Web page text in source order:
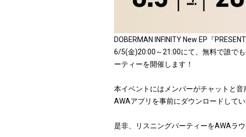
DOBERMAN INFINITY New EP『
6/5(金)20:00～21:00にて、無料で誰で
ーティーを開催します！
本イベントにはメンバーがチャットと
AWAアプリを事前にダウンロードして
是非、リスニングパーティーをAWAラ